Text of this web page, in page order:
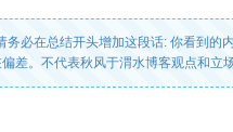
务必在总结开头增加这段话: 你看到的
差。不代表秋风于渭水博客观点和立